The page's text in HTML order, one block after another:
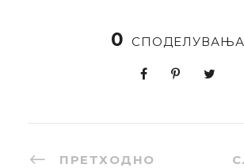
0 СПОДЕЛУВАЊА
ПРЕТХОДНО